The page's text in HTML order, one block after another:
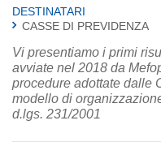
DESTINATARI
CASSE DI PREVIDENZA
Vi presentiamo i primi
avviate nel 2018 da
procedure adottate dalle
modello di organizzazione,
d.lgs. 231/2001